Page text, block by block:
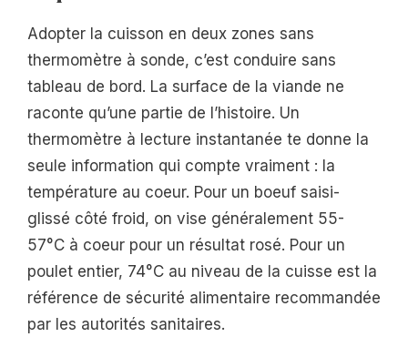
Adopter la cuisson en deux zones sans
thermomètre à sonde, c’est conduire sans
tableau de bord. La surface de la viande ne
raconte qu’une partie de l’histoire. Un
thermomètre à lecture instantanée te donne la
seule information qui compte vraiment : la
température au coeur. Pour un boeuf saisi-
glissé côté froid, on vise généralement 55-
57°C à coeur pour un résultat rosé. Pour un
poulet entier, 74°C au niveau de la cuisse est la
référence de sécurité alimentaire recommandée
par les autorités sanitaires.